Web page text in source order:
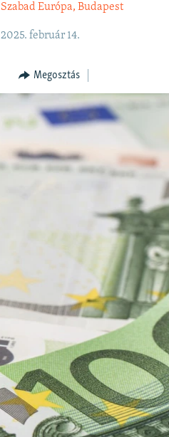
Szabad Európa, Budapest
2025. február 14.
Megosztás